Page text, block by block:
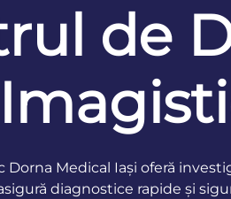
de
Medical Iași oferă
diagnostice rapide și